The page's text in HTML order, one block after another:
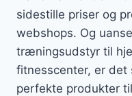
sidestille priser og
webshops. Og
træningsudstyr til
fitnesscenter, er
perfekte produkter